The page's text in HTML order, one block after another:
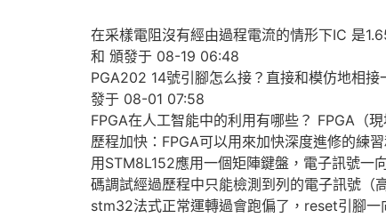
在采樣電阻沒有經由過程電流的情形下IC 是
和 頒發于 08-19 06:48
PGA202 14號引腳怎么接？直接和模仿地相
發于 08-01 07:58
FPGA在人工智能中的利用有哪些？ FPGA（
歷程加快：FPGA可以用來加快深度進修的練
用STM8L152應用一個矩陣鍵盤，電子訊號一
碼調試經過歷程中只能檢測到列的電子訊號
stm32法式正常運轉過會跑偏了，reset引腳